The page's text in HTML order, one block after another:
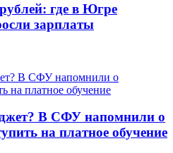
где в Югре
зарплаты
В СФУ напомнили о
на платное обучение